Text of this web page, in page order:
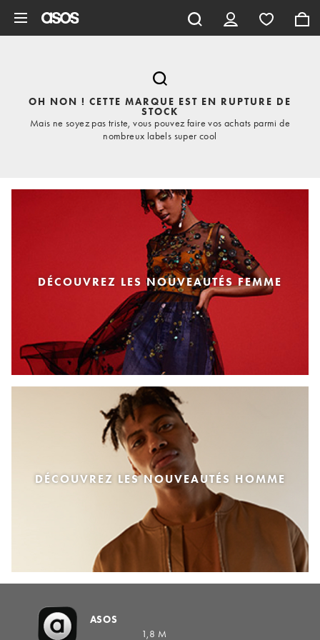
OH NON ! CETTE MARQUE EST EN RUPTURE DE
STOCK
Mais ne soyez pas triste, vous pouvez faire vos achats parmi de
nombreux labels super cool
DÉCOUVREZ LES NOUVEAUTÉS FEMME
DÉCOUVREZ LES NOUVEAUTÉS HOMME
ASOS
1,8 M